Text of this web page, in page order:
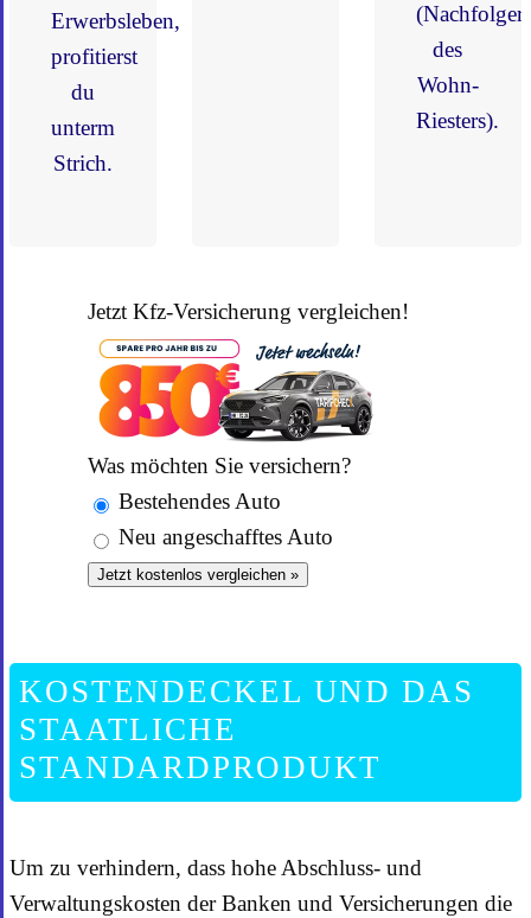
Erwerbsleben,
profitierst
du
unterm
Strich.
des
Wohn-
Riesters).
Jetzt Kfz-Versicherung vergleichen!
Was möchten Sie versichern?
Bestehendes Auto
Neu angeschafftes Auto
Jetzt kostenlos vergleichen »
KOSTENDECKEL UND DAS
STAATLICHE
STANDARDPRODUKT
Um zu verhindern, dass hohe Abschluss- und
Verwaltungskosten der Banken und Versicherungen die